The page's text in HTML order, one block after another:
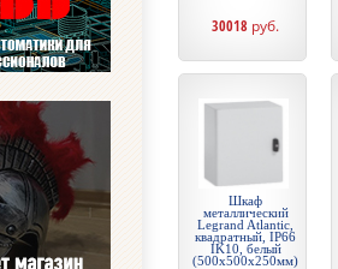
30018 руб.
Шкаф
металлический
Legrand Atlantic,
квадратный, IP66
IK10, белый
(500x500x250мм)